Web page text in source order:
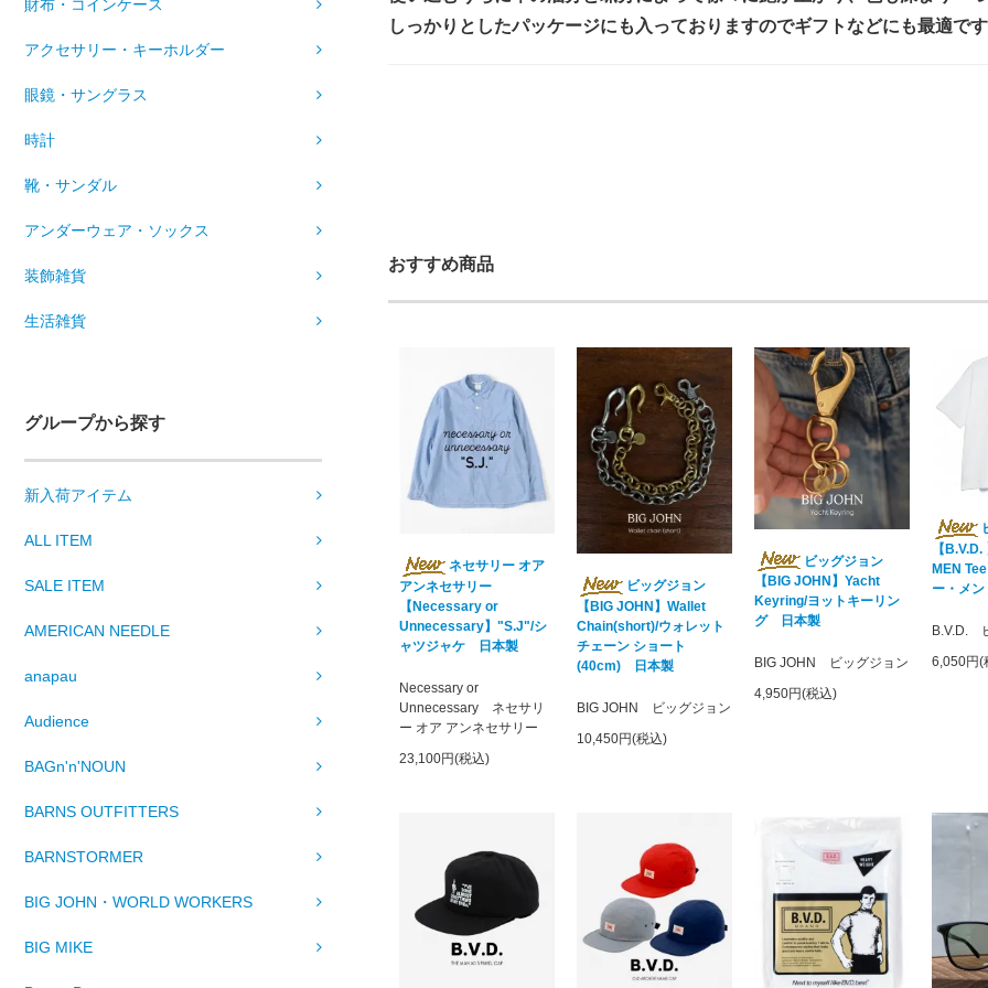
財布・コインケース
アクセサリー・キーホルダー
眼鏡・サングラス
時計
靴・サンダル
アンダーウェア・ソックス
装飾雑貨
生活雑貨
グループから探す
新入荷アイテム
ALL ITEM
SALE ITEM
AMERICAN NEEDLE
anapau
Audience
BAGn'n'NOUN
BARNS OUTFITTERS
BARNSTORMER
BIG JOHN・WORLD WORKERS
BIG MIKE
しっかりとしたパッケージにも入っておりますのでギフトなどにも最適で
おすすめ商品
ネセサリー オア
アンネセサリー
【Necessary or
Unnecessary】"S.J"/シ
ャツジャケ 日本製
Necessary or
Unnecessary ネセサリ
ー オア アンネセサリー
23,100円(税込)
ビッグジョン
【BIG JOHN】Wallet
Chain(short)/ウォレット
チェーン ショート
(40cm) 日本製
BIG JOHN ビッグジョン
10,450円(税込)
ビッグジョン
【BIG JOHN】Yacht
Keyring/ヨットキーリン
グ 日本製
BIG JOHN ビッグジョン
4,950円(税込)
【
MEN
ー・メ
B.V.D.
6,050円(